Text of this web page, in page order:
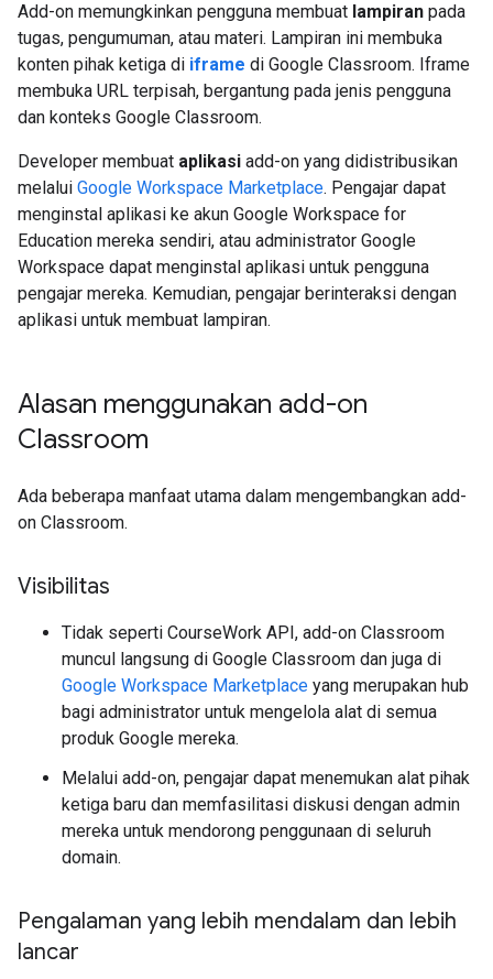
Add-on memungkinkan pengguna membuat lampiran pada
tugas, pengumuman, atau materi. Lampiran ini membuka
konten pihak ketiga di iframe di Google Classroom. Iframe
membuka URL terpisah, bergantung pada jenis pengguna
dan konteks Google Classroom.
Developer membuat aplikasi add-on yang didistribusikan
melalui Google Workspace Marketplace. Pengajar dapat
menginstal aplikasi ke akun Google Workspace for
Education mereka sendiri, atau administrator Google
Workspace dapat menginstal aplikasi untuk pengguna
pengajar mereka. Kemudian, pengajar berinteraksi dengan
aplikasi untuk membuat lampiran.
Alasan menggunakan add-on
Classroom
Ada beberapa manfaat utama dalam mengembangkan add-
on Classroom.
Visibilitas
Tidak seperti CourseWork API, add-on Classroom
muncul langsung di Google Classroom dan juga di
Google Workspace Marketplace yang merupakan hub
bagi administrator untuk mengelola alat di semua
produk Google mereka.
Melalui add-on, pengajar dapat menemukan alat pihak
ketiga baru dan memfasilitasi diskusi dengan admin
mereka untuk mendorong penggunaan di seluruh
domain.
Pengalaman yang lebih mendalam dan lebih
lancar